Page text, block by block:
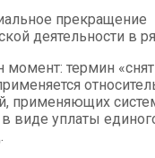
прекращение
деятельности в
термин
применяющих
виде уплаты